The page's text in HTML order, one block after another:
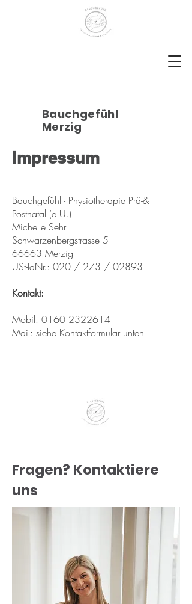
Bauchgefühl
Merzig
Impressum
Bauchgefühl - Physiotherapie Prä-&
Postnatal (e.U.)
Michelle Sehr
Schwarzenbergstrasse 5
66663 Merzig
USt-IdNr.: 020 / 273 / 02893
Kontakt:
Mobil: 0160 2322614
Mail: siehe Kontaktformular unten
Fragen? Kontaktiere
uns